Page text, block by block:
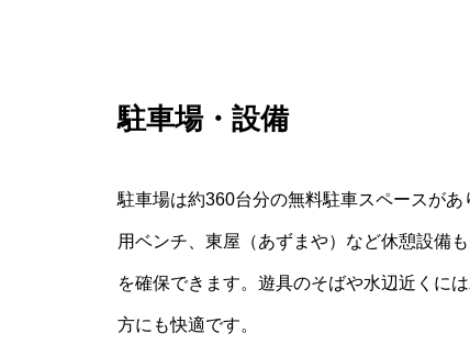
駐車場・設備
駐車場は約360台分の無料駐車スペースが
用ベンチ、東屋（あずまや）など休憩設備
を確保できます。遊具のそばや水辺近くに
方にも快適です。